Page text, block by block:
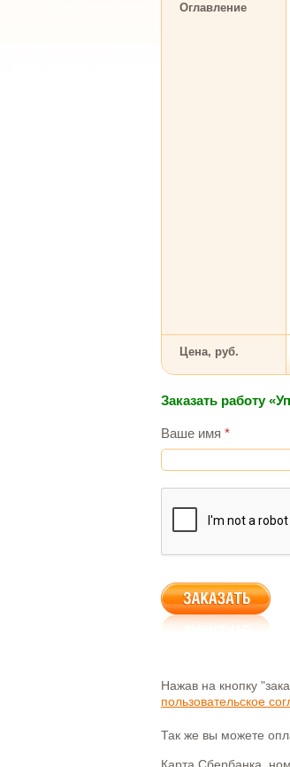
Оглавление
Цена, руб.
Заказать работу
Ваше имя *
Нажав на кнопку
пользовательское
Так же вы можете